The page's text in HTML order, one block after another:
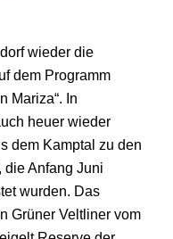
wieder die
dem Programm
Mariza“. In
heuer wieder
dem Kamptal zu den
die Anfang Juni
wurden. Das
Grüner Veltliner vom